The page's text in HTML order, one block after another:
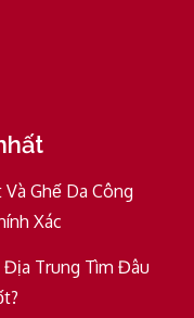
Ghế Da Công
Xác
Trung Tìm Đâu